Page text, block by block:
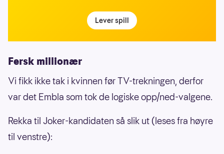
Lever spill
Fersk millionær
Vi fikk ikke tak i kvinnen før TV-trekningen, derfor
var det Embla som tok de logiske opp/ned-valgene.
Rekka til Joker-kandidaten så slik ut (leses fra høyre
til venstre):